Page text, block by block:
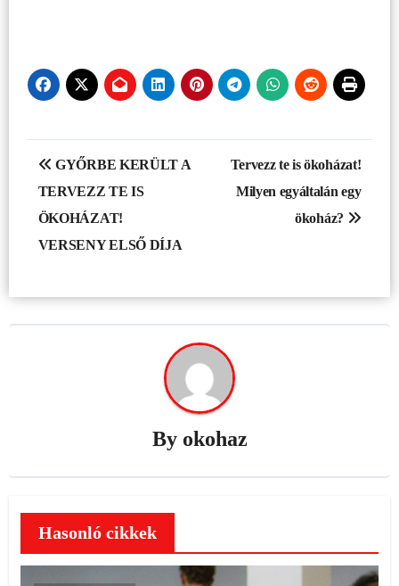
Bejegyzés
navigáció
GYŐRBE KERÜLT A
TERVEZZ TE IS
ÖKOHÁZAT!
VERSENY ELSŐ DÍJA
Tervezz te is ökoházat!
Milyen egyáltalán egy
ökoház?
By okohaz
Hasonló cikkek